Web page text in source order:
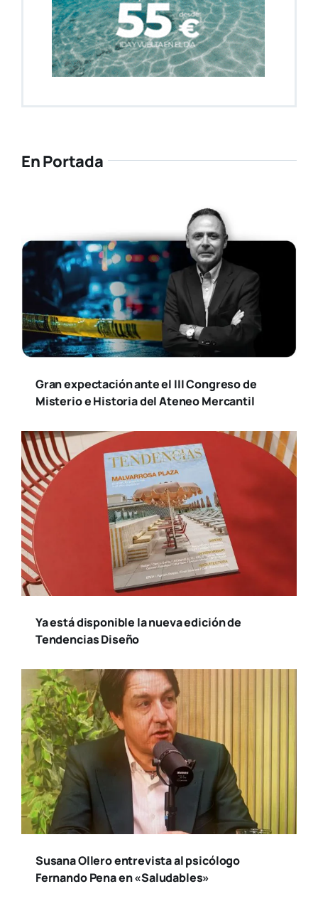
En Portada
Gran expectación ante el III Congreso de
Misterio e Historia del Ateneo Mercantil
Ya está disponible la nueva edición de
Tendencias Diseño
Susana Ollero entrevista al psicólogo
Fernando Pena en «Saludables»